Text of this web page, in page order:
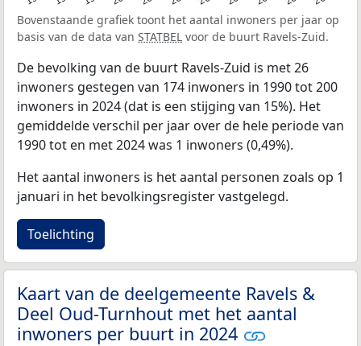
Bovenstaande grafiek toont het aantal inwoners per jaar op
basis van de data van STATBEL voor de buurt Ravels-Zuid.
De bevolking van de buurt Ravels-Zuid is met 26
inwoners gestegen van 174 inwoners in 1990 tot 200
inwoners in 2024 (dat is een stijging van 15%). Het
gemiddelde verschil per jaar over de hele periode van
1990 tot en met 2024 was 1 inwoners (0,49%).
Het aantal inwoners is het aantal personen zoals op 1
januari in het bevolkingsregister vastgelegd.
Toelichting
Kaart van de deelgemeente Ravels &
Deel Oud-Turnhout met het aantal
inwoners per buurt in 2024